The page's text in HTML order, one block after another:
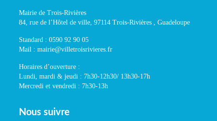
Mairie de Trois-Rivières
84, rue de l’Hôtel de ville, 97114 Trois-Rivières , Guadeloupe
Standard : 0590 92 90 05
Mail : mairie@villetroisrivieres.fr
Horaires d’ouverture :
Lundi, mardi & jeudi : 7h30-12h30/ 13h30-17h
Mercredi et vendredi : 7h30-13h
Nous suivre